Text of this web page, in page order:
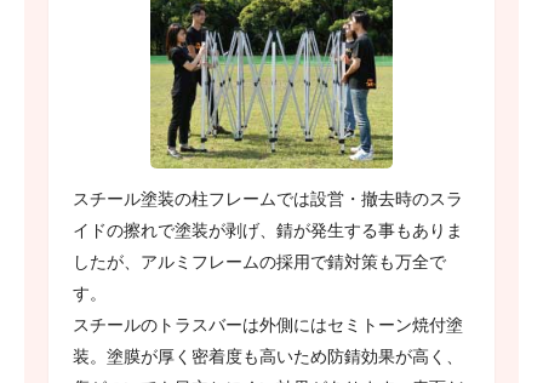
スチール塗装の柱フレームでは設営・撤去時のスラ
イドの擦れで塗装が剥げ、錆が発生する事もありま
したが、アルミフレームの採用で錆対策も万全で
す。
スチールのトラスバーは外側にはセミトーン焼付塗
装。塗膜が厚く密着度も高いため防錆効果が高く、